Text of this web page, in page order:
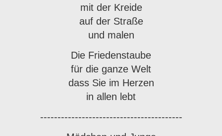
mit der Kreide
auf der Straße
und malen
Die Friedenstaube
für die ganze Welt
dass Sie im Herzen
in allen lebt
-----------------------------------------